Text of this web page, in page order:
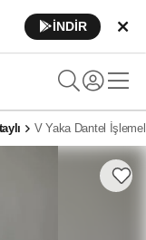
İNDİR
V Yaka Dantel